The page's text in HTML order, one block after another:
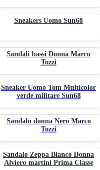
Sneakers Uomo Sun68
Sandali bassi Donna Marco
Tozzi
Sneaker Uomo Tom Multicolor
verde militare Sun68
Sandalo donna Nero Marco
Tozzi
Sandalo Zeppa Bianco Donna
Alviero martini Prima Classe